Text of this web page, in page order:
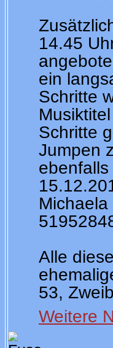
14.45
ein
Schritte
Schritte
Jumpen
Alle
53,
Weitere